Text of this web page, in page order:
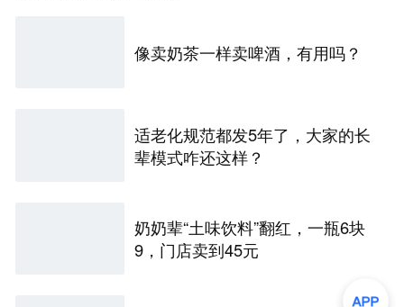
像卖奶茶一样卖啤酒，有用吗？
适老化规范都发5年了，大家的长
辈模式咋还这样？
奶奶辈“土味饮料”翻红，一瓶6块
9，门店卖到45元